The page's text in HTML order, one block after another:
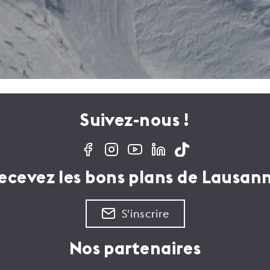
Suivez-nous !
les bons plans de
S'inscrire
Nos partenaires